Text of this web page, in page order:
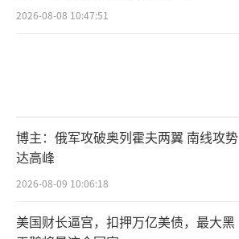
2026-08-08 10:47:51
博主：俄军攻破奥列霍夫两翼 南线攻势
达高峰
2026-08-09 10:06:18
美国财长逼宫，扣押万亿美债，最大黑